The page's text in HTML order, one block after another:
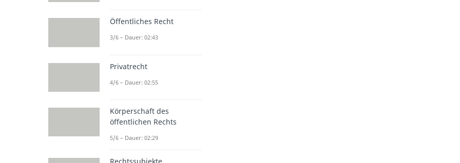
Öffentliches Recht
3/6 – Dauer: 02:43
Privatrecht
4/6 – Dauer: 02:55
Körperschaft des
öffentlichen Rechts
5/6 – Dauer: 02:29